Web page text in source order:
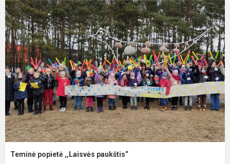
Teminė popietė ,,Laisvės paukštis“